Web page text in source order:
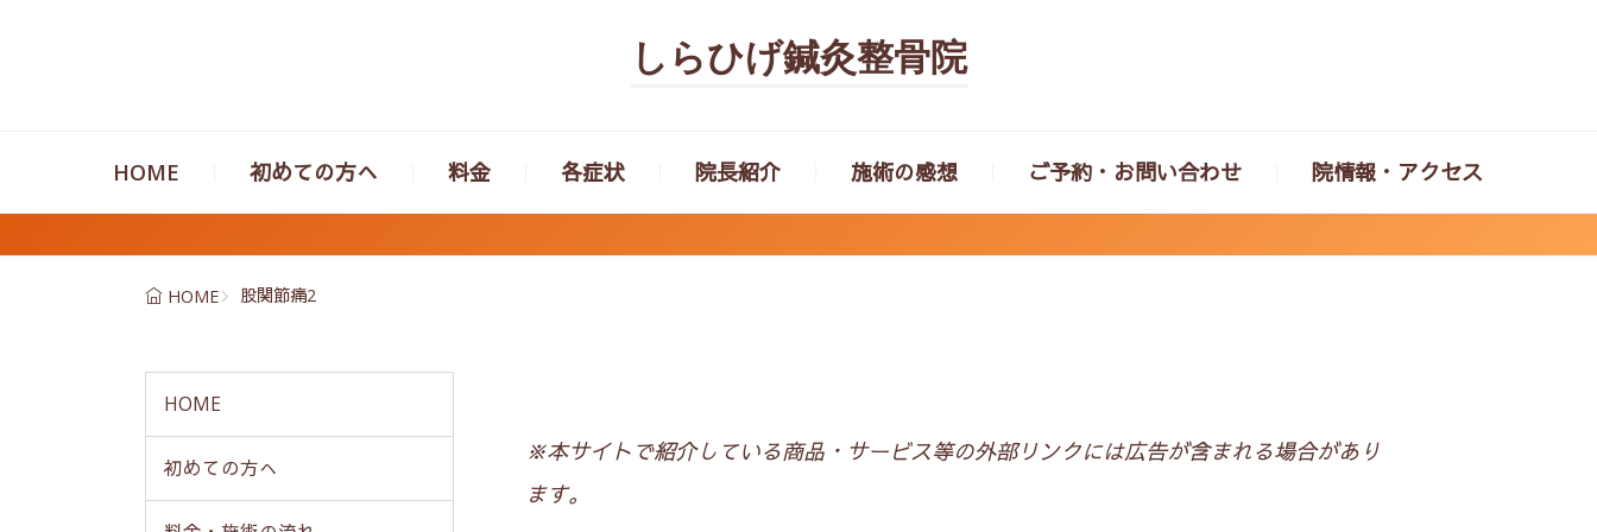
しらひげ鍼灸整骨院
HOME 初めての方へ 料金 各症状 院長紹介 施術の感想 ご予約・お問い合わせ 院情報・アクセス
HOME 股関節痛2
HOME
初めての方へ
※本サイトで紹介している商品・サービス等の外部リンクには広告が含まれる場合があり
ます。